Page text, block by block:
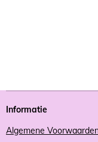
Informatie
Algemene